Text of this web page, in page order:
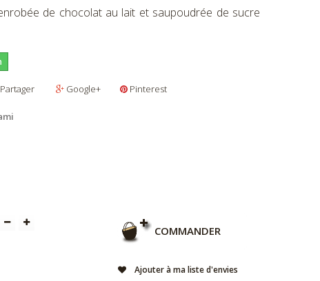
de chocolat au lait et saupoudrée de sucre
Google+ Pinterest
COMMANDER
Ajouter à ma liste d'envies